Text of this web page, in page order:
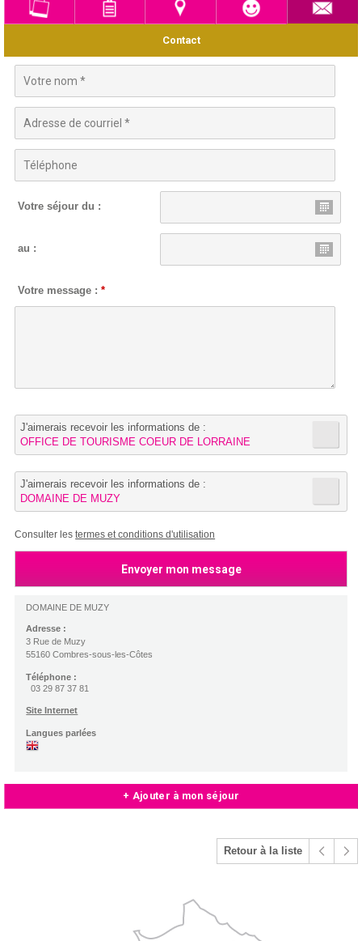
Contact
Votre séjour du :
au :
Votre message :*
J'aimerais recevoir les informations de :
OFFICE DE TOURISME COEUR DE LORRAINE
J'aimerais recevoir les informations de :
DOMAINE DE MUZY
Consulter lestermes et conditions d'utilisation
DOMAINE DE MUZY
Adresse :
3 Rue de Muzy
55160 Combres-sous-les-Côtes
Téléphone :
03 29 87 37 81
Site Internet
Langues parlées
+ Ajouter à mon séjour
Retour à la liste